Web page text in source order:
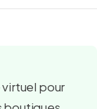
pour